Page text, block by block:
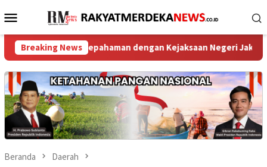
ke
Menu
Mobile
Breaking Newsdengan Kejaksaan Negeri Jakarta Utara
Beranda Daerah